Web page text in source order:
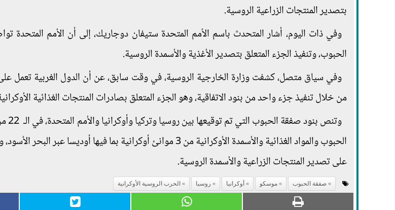
بتصدير المنتجات الزراعية الروسية.
وفي ذات اليوم، أشار المتحدث باسم الأمم المتحدة ستيفان دوجاريك، إلى أن الأمم المتحدة
الحبوب، وتنفيذ الجزء المتعلق بتصدير الأغذية والأسمدة الروسية.
وفي سياق متصل، كشفت وزارة الخارجية الروسية، في وقت سابق، عن أن الدول الغربية تعمل
من خلال تنفيذ جزء واحد من بنود الاتفاقية، وهو الجزء المتعلق بصادرات المنتجات الغذائية
الحبوب والمواد الغذائية والأسمدة الأوكرانية من 3 موانئ أوكرانية بما فيها أوديسا
على تصدير المنتجات الزراعية والأسمدة الروسية.
صفقة الحبوب موسكو أوكرانيا روسيا الحرب الروسية الأوكرانية